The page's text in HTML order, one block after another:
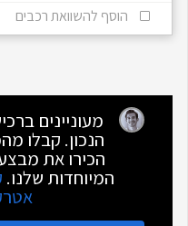
הוסף להשוואת רכבים
מעוניינים
הנכון. קבלו
הכירו את
המיוחדות שלנו.